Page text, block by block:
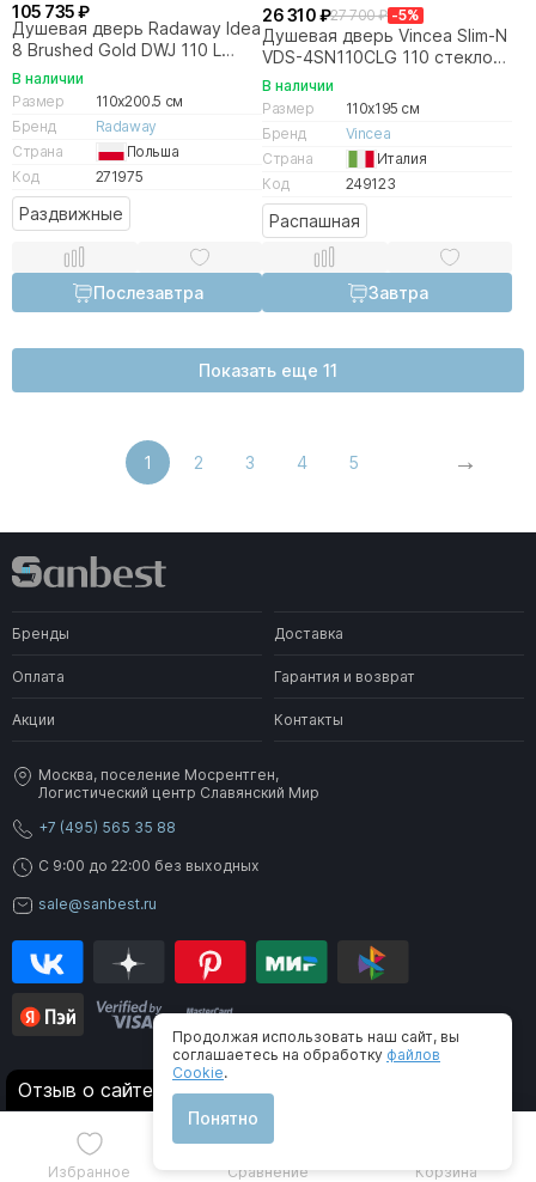
105 735 ₽
Душевая дверь Radaway Idea
8 Brushed Gold DWJ 110 L
стекло прозрачное/профиль
брашированное золото
В наличии
Размер
110x200.5 см
Бренд
Radaway
Страна
Польша
Код
271975
Раздвижные
Послезавтра
26 310 ₽27 700 ₽ -5%
Душевая дверь Vincea Slim-N
VDS-4SN110CLG 110 стекло
прозрачное/профиль
брашированное золото
В наличии
Размер
110x195 см
Бренд
Vincea
Страна
Италия
Код
249123
Распашная
Завтра
Показать еще 11
1 2 3 4 5
Избранное Сравнение Корзина
Бренды Доставка
Оплата Гарантия и возврат
Акции Контакты
Москва, поселение Мосрентген,
Логистический центр Славянский Мир
+7 (495) 565 35 88
C 9:00 до 22:00 без выходных
sale@sanbest.ru
® 2006-2026 SanBest. Все права защищены
Отзыв о сайте
Продолжая использовать наш сайт, вы
соглашаетесь на обработку файлов
Cookie.
Понятно